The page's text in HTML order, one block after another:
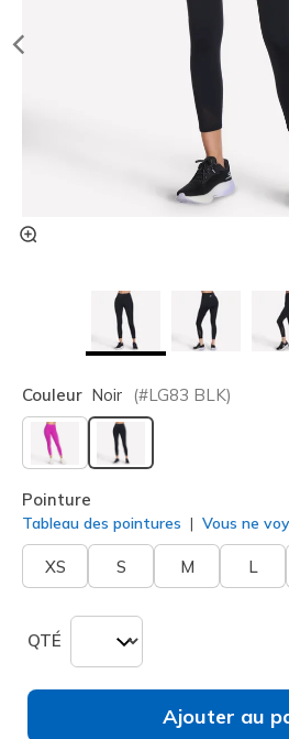
Couleur Noir (#LG83 BLK)
sélectionné
Pointure
Tableau des pointures Vous ne
XS S M L
QTÉ
Ajouter au